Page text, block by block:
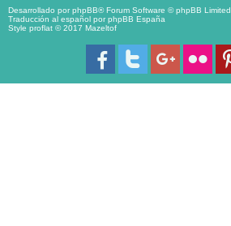
Desarrollado porphpBB® Forum Software © phpBB Limited
Traducción al español porphpBB España
Style proflat © 2017 Mazeltof